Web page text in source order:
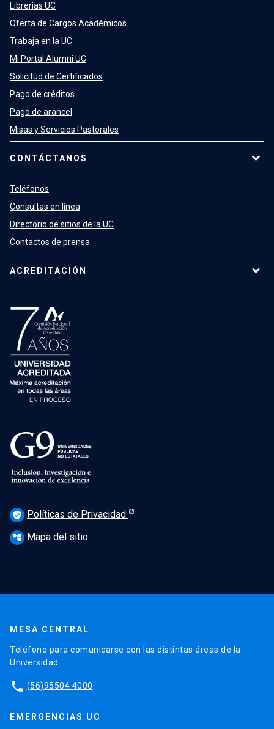
Librerías UC
Oferta de Cargos Académicos
Trabaja en la UC
Mi Portal Alumni UC
Solicitud de Certificados
Pago de créditos
Pago de arancel
Misas y Servicios Pastorales
CONTÁCTANOS
Teléfonos
Consultas en línea
Directorio de sitios de la UC
Contactos de prensa
ACREDITACIÓN
verified_user Políticas de Privacidad
account_tree Mapa del sitio
MESA CENTRAL
Teléfono para comunicarse con las distintas áreas de la
Universidad.
phone (56)95504 4000
EMERGENCIAS UC